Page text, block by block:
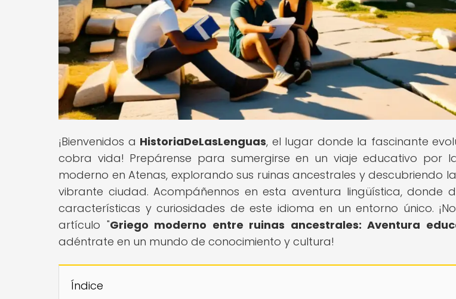
¡Bienvenidos a HistoriaDeLasLenguas, el lugar donde la fascinante
cobra vida! Prepárense para sumergirse en un viaje educativo por
moderno en Atenas, explorando sus ruinas ancestrales y descubriendo
vibrante ciudad. Acompáñennos en esta aventura lingüística, donde
características y curiosidades de este idioma en un entorno único.
artículo "Griego moderno entre ruinas ancestrales: Aventura
adéntrate en un mundo de conocimiento y cultura!
Índice